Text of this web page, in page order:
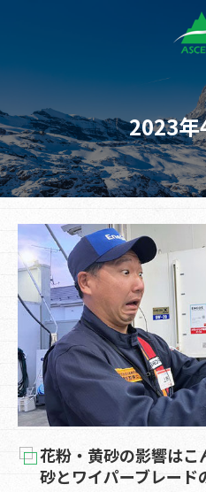
2023
花粉・黄砂の影響は
砂とワイパーブレード